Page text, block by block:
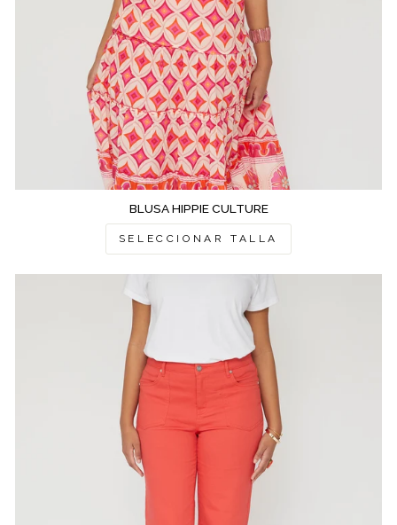
BLUSA HIPPIE CULTURE
SELECCIONAR TALLA